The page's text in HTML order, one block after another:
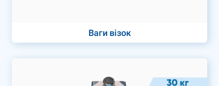
Ваги візок